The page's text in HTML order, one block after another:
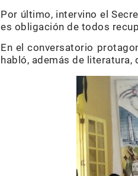
Por último, intervino el
es obligación de todos
En el conversatorio
habló, además de